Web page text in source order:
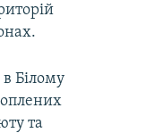
Білому
та